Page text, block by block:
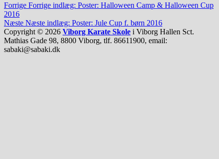
Forrige Forrige indlæg: Poster: Halloween Camp & Halloween Cup
2016
Næste Næste indlæg: Poster: Jule Cup f. børn 2016
Copyright © 2026 Viborg Karate Skole i Viborg Hallen Sct.
Mathias Gade 98, 8800 Viborg, tlf. 86611900, email:
sabaki@sabaki.dk